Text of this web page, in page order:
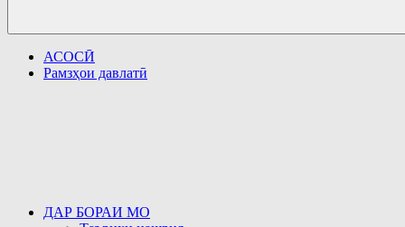
АСОСӢ
Рамзҳои давлатӣ
ДАР БОРАИ МО